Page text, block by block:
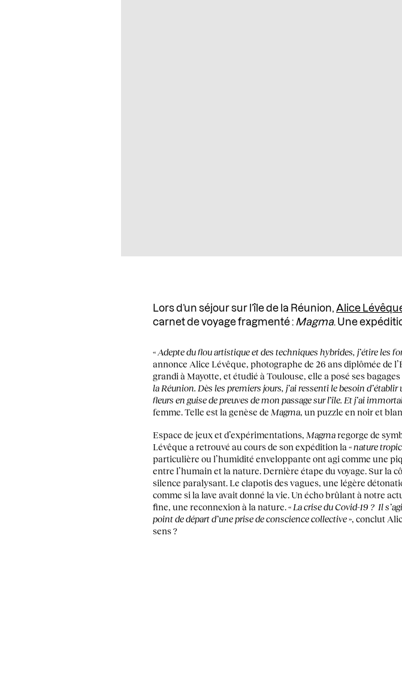
Lors d’un séjour sur l’île de la Réunion,Alice
carnet de voyage fragmenté : Magma. Une
« Adepte du flou artistique et des techniques hybrides, j’étire les
annonce Alice Lévêque, photographe de 26 ans diplômée de
grandi à Mayotte, et étudié à Toulouse, elle a posé ses bagages
la Réunion. Dès les premiers jours, j’ai ressenti le besoin
fleurs en guise de preuves de mon passage sur l’île. Et j’ai
femme. Telle est la genèse de Magma , un puzzle en noir et
Espace de jeux et d’expérimentations, Magmaregorge de
Lévêque a retrouvé au cours de son expédition la «nature
particulière ou l’humidité enveloppante ont agi comme une
entre l’humain et la nature. Dernière étape du voyage. Sur la
silence paralysant. Le clapotis des vagues, une légère
comme si la lave avait donné la vie. Un écho brûlant à notre
fine, une reconnexion à la nature. « La crise du Covid-19 ? Il
point de départ d’une prise de conscience collective», conclut
sens ?